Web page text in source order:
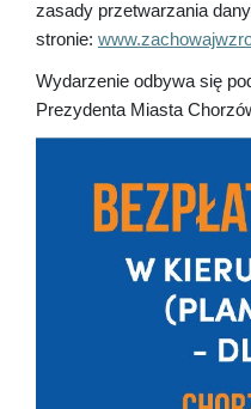
zasady przetwarzania
stronie:
Wydarzenie odbywa się
Prezydenta Miasta